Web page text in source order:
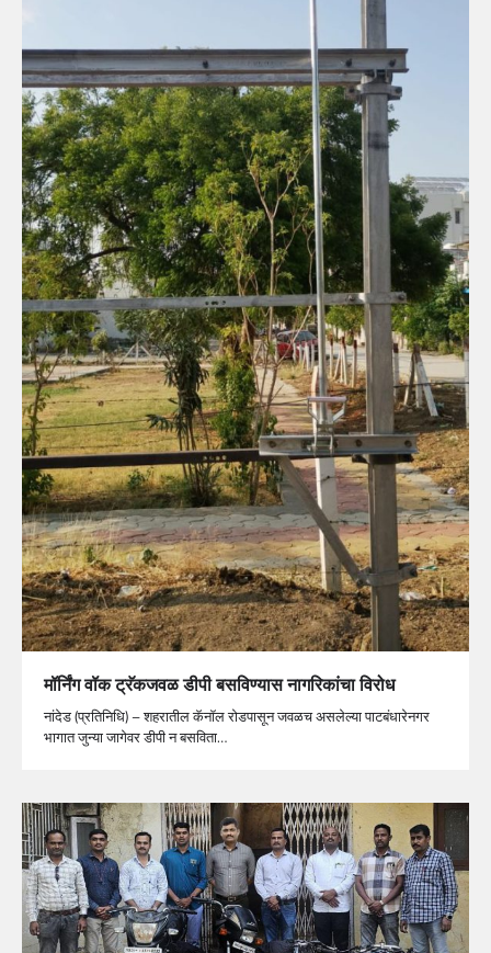
मॉर्निंग वॉक ट्रॅकजवळ डीपी बसविण्यास नागरिकांचा विरोध
नांदेड (प्रतिनिधि) – शहरातील कॅनॉल रोडपासून जवळच असलेल्या पाटबंधारेनगर
भागात जुन्या जागेवर डीपी न बसविता…